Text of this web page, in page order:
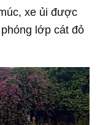
xe ủi được
lớp cát đỏ